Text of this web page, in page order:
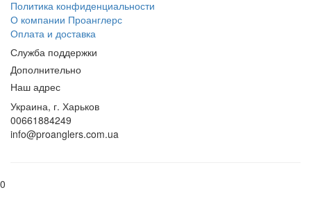
Политика конфиденциальности
О компании Проанглерс
Оплата и доставка
Служба поддержки
Дополнительно
Наш адрес
Украина, г. Харьков
00661884249
info@proanglers.com.ua
0